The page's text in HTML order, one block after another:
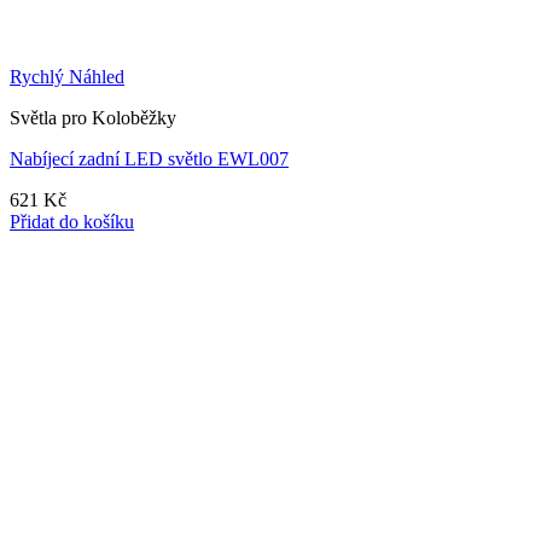
Rychlý Náhled
Světla pro Koloběžky
Nabíjecí zadní LED světlo EWL007
621 Kč
Přidat do košíku